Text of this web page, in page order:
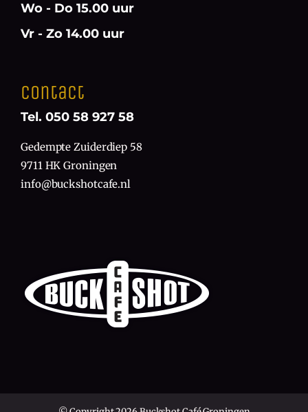
Wo - Do 15.00 uur
Vr - Zo 14.00 uur
Contact
Tel. 050 58 927 58
Gedempte Zuiderdiep 58
9711 HK Groningen
info@buckshotcafe.nl